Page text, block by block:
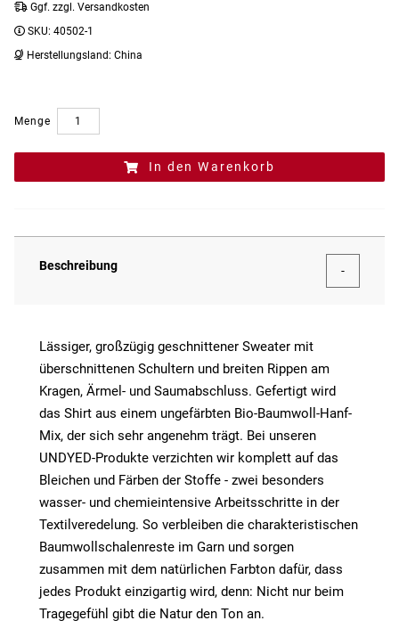
Ggf. zzgl. Versandkosten
SKU: 40502-1
Herstellungsland: China
Menge
In den Warenkorb
Beschreibung
Lässiger, großzügig geschnittener Sweater mit
überschnittenen Schultern und breiten Rippen am
Kragen, Ärmel- und Saumabschluss. Gefertigt wird
das Shirt aus einem ungefärbten Bio-Baumwoll-Hanf-
Mix, der sich sehr angenehm trägt. Bei unseren
UNDYED-Produkte verzichten wir komplett auf das
Bleichen und Färben der Stoffe - zwei besonders
wasser- und chemieintensive Arbeitsschritte in der
Textilveredelung. So verbleiben die charakteristischen
Baumwollschalenreste im Garn und sorgen
zusammen mit dem natürlichen Farbton dafür, dass
jedes Produkt einzigartig wird, denn: Nicht nur beim
Tragegefühl gibt die Natur den Ton an.